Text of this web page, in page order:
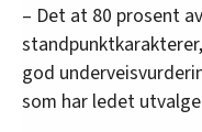
– Det at 80 prosent
god
som har ledet